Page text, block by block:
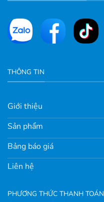
THÔNG TIN
Giới thiệu
Sản phẩm
Bảng báo giá
Liên hệ
PHƯƠNG THỨC THANH TOÁN